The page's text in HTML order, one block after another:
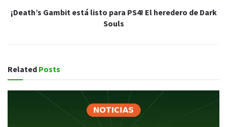
¡Death’s Gambit está listo para PS4! El heredero de Dark
Souls
Related Posts